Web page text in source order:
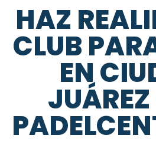
HAZ
CLUB
EN